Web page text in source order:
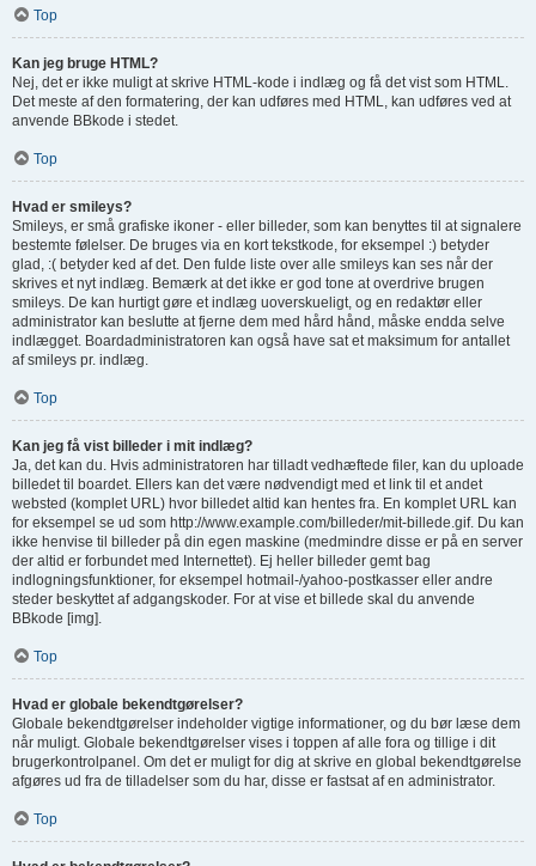
Top
Kan jeg bruge HTML?
Nej, det er ikke muligt at skrive HTML-kode i indlæg og få det vist som HTML.
Det meste af den formatering, der kan udføres med HTML, kan udføres ved at
anvende BBkode i stedet.
Top
Hvad er smileys?
Smileys, er små grafiske ikoner - eller billeder, som kan benyttes til at signalere
bestemte følelser. De bruges via en kort tekstkode, for eksempel :) betyder
glad, :( betyder ked af det. Den fulde liste over alle smileys kan ses når der
skrives et nyt indlæg. Bemærk at det ikke er god tone at overdrive brugen
smileys. De kan hurtigt gøre et indlæg uoverskueligt, og en redaktør eller
administrator kan beslutte at fjerne dem med hård hånd, måske endda selve
indlægget. Boardadministratoren kan også have sat et maksimum for antallet
af smileys pr. indlæg.
Top
Kan jeg få vist billeder i mit indlæg?
Ja, det kan du. Hvis administratoren har tilladt vedhæftede filer, kan du uploade
billedet til boardet. Ellers kan det være nødvendigt med et link til et andet
websted (komplet URL) hvor billedet altid kan hentes fra. En komplet URL kan
for eksempel se ud som http://www.example.com/billeder/mit-billede.gif. Du kan
ikke henvise til billeder på din egen maskine (medmindre disse er på en server
der altid er forbundet med Internettet). Ej heller billeder gemt bag
indlogningsfunktioner, for eksempel hotmail-/yahoo-postkasser eller andre
steder beskyttet af adgangskoder. For at vise et billede skal du anvende
BBkode [img].
Top
Hvad er globale bekendtgørelser?
Globale bekendtgørelser indeholder vigtige informationer, og du bør læse dem
når muligt. Globale bekendtgørelser vises i toppen af alle fora og tillige i dit
brugerkontrolpanel. Om det er muligt for dig at skrive en global bekendtgørelse
afgøres ud fra de tilladelser som du har, disse er fastsat af en administrator.
Top